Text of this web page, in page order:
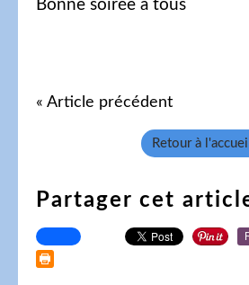
Bonne soirée à tous
« Article précédent
Retour à l'accueil
Partager cet